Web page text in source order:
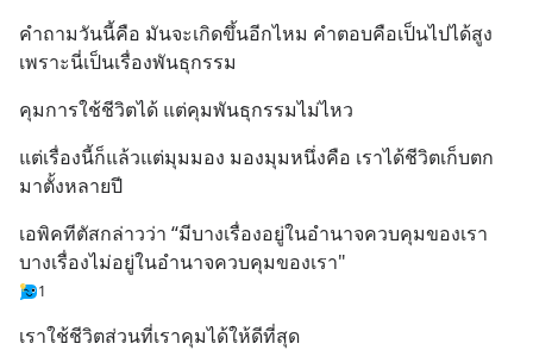
คำถามวันนี้คือ มันจะเกิดขึ้นอีกไหม คำตอบคือเป็นไปได้สูง
เพราะนี่เป็นเรื่องพันธุกรรม
คุมการใช้ชีวิตได้ แต่คุมพันธุกรรมไม่ไหว
แต่เรื่องนี้ก็แล้วแต่มุมมอง มองมุมหนึ่งคือ เราได้ชีวิตเก็บตก
มาตั้งหลายปี
เอพิคทีตัสกล่าวว่า “มีบางเรื่องอยู่ในอำนาจควบคุมของเรา
บางเรื่องไม่อยู่ในอำนาจควบคุมของเรา"
1
เราใช้ชีวิตส่วนที่เราคุมได้ให้ดีที่สุด